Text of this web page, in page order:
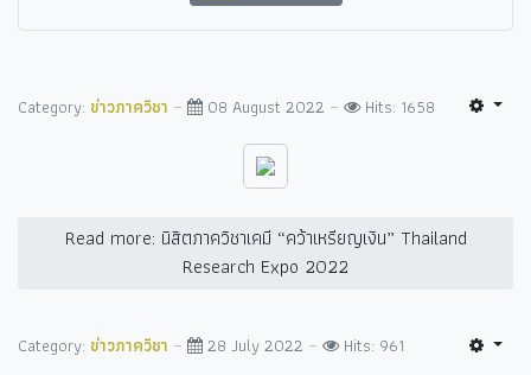
Category: ข่าวภาควิชา 08 August 2022 Hits: 1658
Read more: นิสิตภาควิชาเคมี “คว้าเหรียญเงิน” Thailand
Research Expo 2022
Category: ข่าวภาควิชา 28 July 2022 Hits: 961